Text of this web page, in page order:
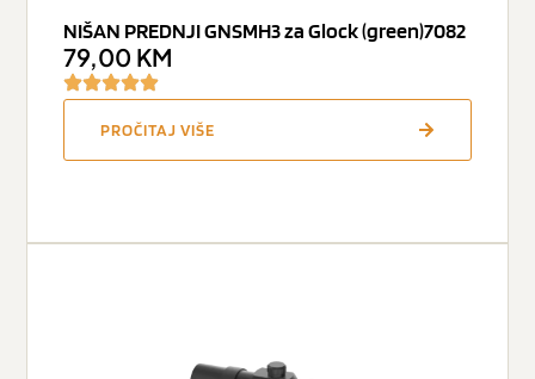
NIŠAN PREDNJI GNSMH3 za Glock (green)7082
79,00 KM
PROČITAJ VIŠE